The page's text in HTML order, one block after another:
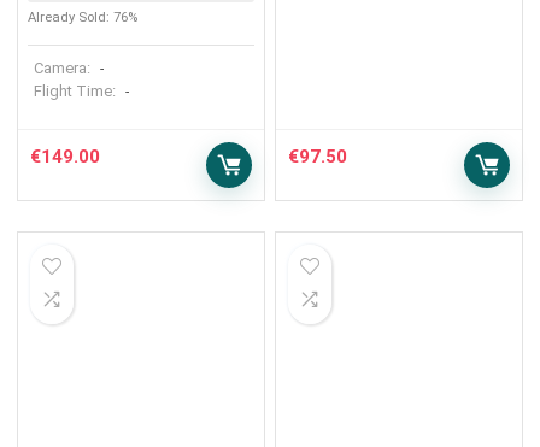
Already Sold: 76%
Camera: -
Flight Time: -
€149.00 €97.50